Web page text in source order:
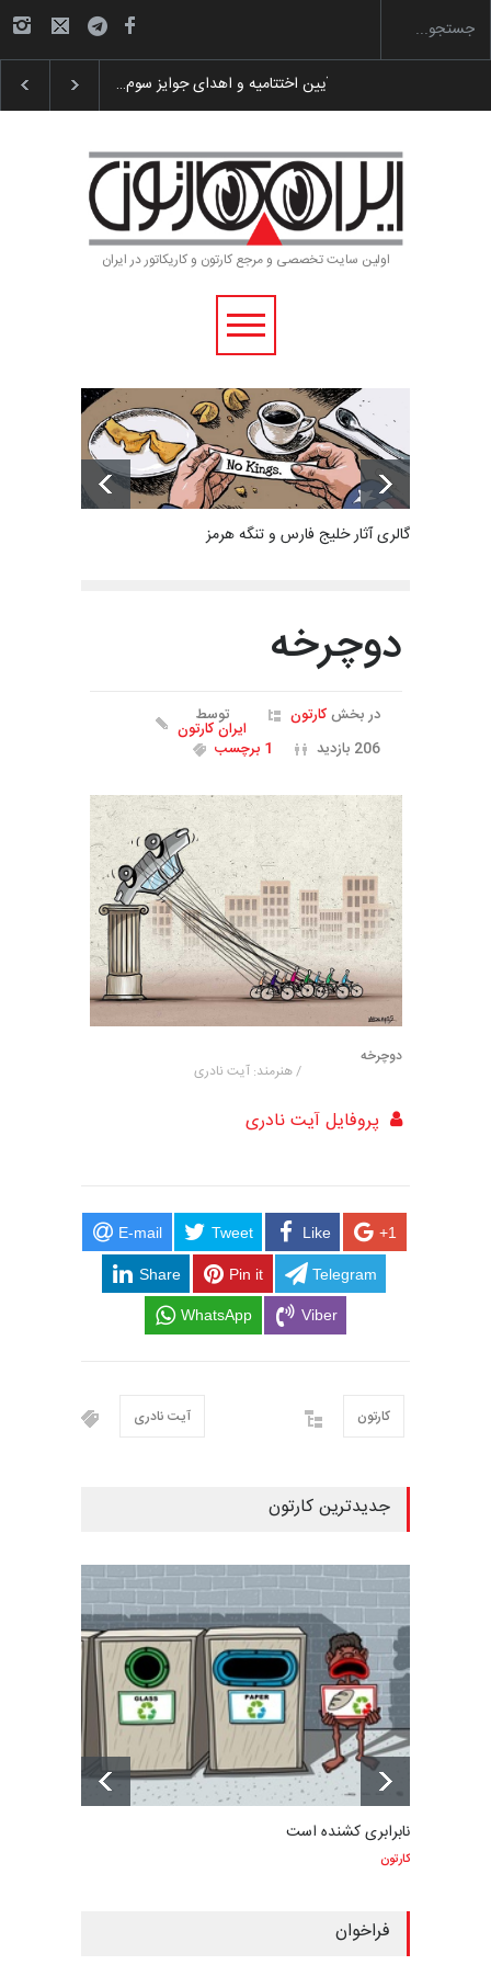
گزارش تصویری آیین اختتامیه و اهدای جوایز سوم…
اولین سایت تخصصی و مرجع کارتون و کاریکاتور در ایران
گالری آثار خلیج فارس و تنگه هرمز
دوچرخه
در بخشکارتون توسط
ایران کارتون
206 بازدید
1 برچسب
دوچرخه
/ هنرمند: آیت نادری
پروفایل آیت نادری
E-mail Tweet Like +1
Share Pin it Telegram
WhatsApp Viber
آیت نادری کارتون
جدیدترین کارتون
نابرابری کشنده است
کارتون
فراخوان